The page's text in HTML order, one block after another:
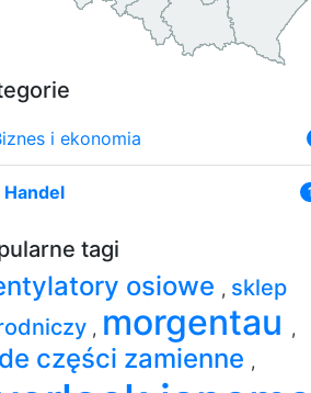
i ekonomia
Handel
tagi
osiowe , sklep
, morgentau ,
części zamienne ,